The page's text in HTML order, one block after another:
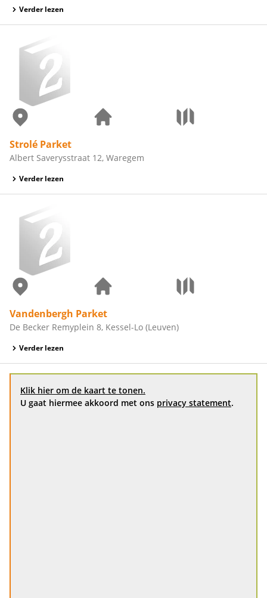
Verder lezen
Strolé Parket
Albert Saverysstraat 12, Waregem
Verder lezen
Vandenbergh Parket
De Becker Remyplein 8, Kessel-Lo (Leuven)
Verder lezen
Klik hier om de kaart te tonen.
U gaat hiermee akkoord met ons privacy statement.